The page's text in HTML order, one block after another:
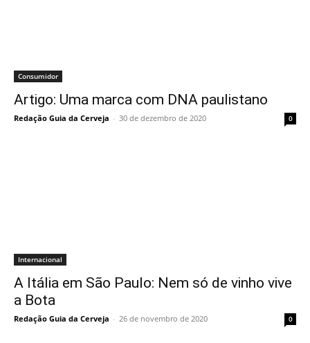
Consumidor
Artigo: Uma marca com DNA paulistano
Redação Guia da Cerveja - 30 de dezembro de 2020 0
Internacional
A Itália em São Paulo: Nem só de vinho vive
a Bota
Redação Guia da Cerveja - 26 de novembro de 2020 0